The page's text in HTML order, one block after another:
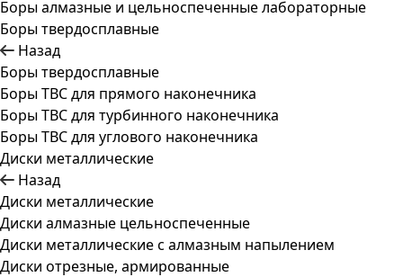
Боры алмазные и цельноспеченные лабораторные
Боры твердосплавные
Назад
Боры твердосплавные
Боры ТВС для прямого наконечника
Боры ТВС для турбинного наконечника
Боры ТВС для углового наконечника
Диски металлические
Назад
Диски металлические
Диски алмазные цельноспеченные
Диски металлические с алмазным напылением
Диски отрезные, армированные